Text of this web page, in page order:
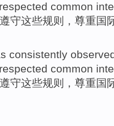
respected common
遵守这些规则 ， 尊重国
consistently
respected common
遵守这些规则 ， 尊重国